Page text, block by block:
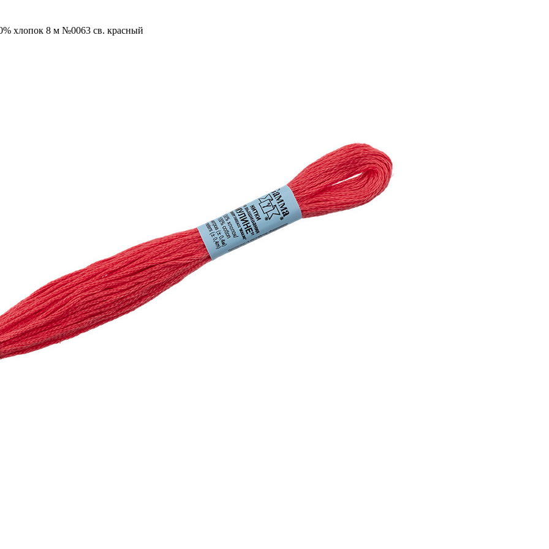
хлопок 8 м №0063 св. красный